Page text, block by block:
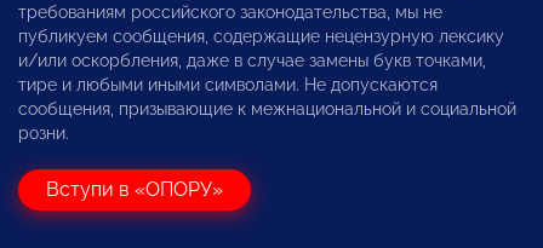
требованиям российского законодательства, мы не
публикуем сообщения, содержащие нецензурную лексику
и/или оскорбления, даже в случае замены букв точками,
тире и любыми иными символами. Не допускаются
сообщения, призывающие к межнациональной и социальной
розни.
Вступи в «ОПОРУ»